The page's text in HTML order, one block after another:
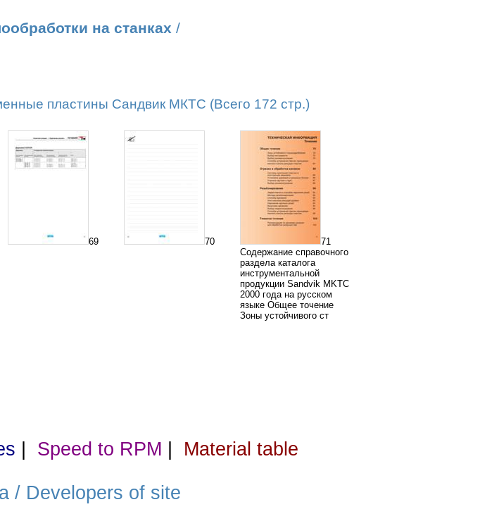
на станках /
пластины Сандвик МКТС (Всего 172 стр.)
69 70
71
Содержание справочного
раздела каталога
инструментальной
продукции Sandvik MKTC
2000 года на русском
языке Общее точение
Зоны устойчивого ст
Speed to RPM Material table
/ Developers of site